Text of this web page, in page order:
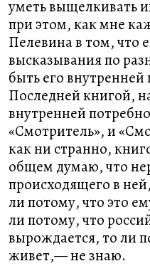
уметь выщелкивать
при этом, как мне
Пелевина в том, что
высказывания по
быть его
Последней книгой,
внутренней
«Смотритель», и
как ни странно,
общем думаю, что
происходящего в
ли потому, что это
ли потому, что
вырождается, то ли
живет,— не знаю.